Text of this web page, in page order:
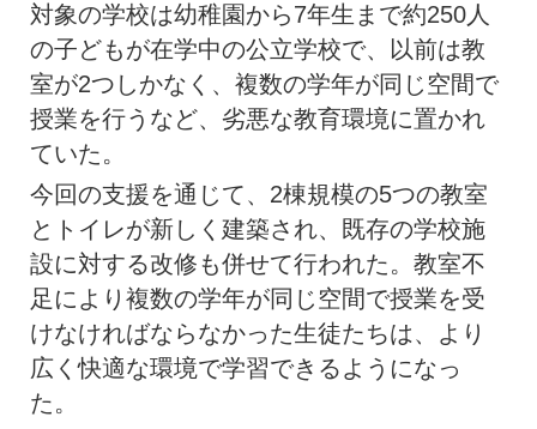
対象の学校は幼稚園から7年生まで約250人
の子どもが在学中の公立学校で、以前は教
室が2つしかなく、複数の学年が同じ空間で
授業を行うなど、劣悪な教育環境に置かれ
ていた。
今回の支援を通じて、2棟規模の5つの教室
とトイレが新しく建築され、既存の学校施
設に対する改修も併せて行われた。教室不
足により複数の学年が同じ空間で授業を受
けなければならなかった生徒たちは、より
広く快適な環境で学習できるようになっ
た。